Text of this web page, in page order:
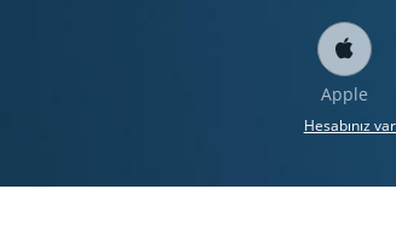
Apple
Hesabınız